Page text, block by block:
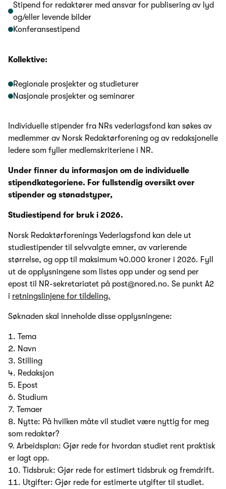
Stipend for redaktører med ansvar for publisering av lyd
og/eller levende bilder
Konferansestipend
Kollektive:
Regionale prosjekter og studieturer
Nasjonale prosjekter og seminarer
Individuelle stipender fra NRs vederlagsfond kan søkes av
medlemmer av Norsk Redaktørforening og av redaksjonelle
ledere som fyller medlemskriteriene i NR.
Under finner du informasjon om de individuelle
stipendkategoriene. For fullstendig oversikt over
stipender og stønadstyper,
Studiestipend for bruk i 2026.
Norsk Redaktørforenings Vederlagsfond kan dele ut
studiestipender til selvvalgte emner, av varierende
størrelse, og opp til maksimum 40.000 kroner i 2026. Fyll
ut de opplysningene som listes opp under og send per
epost til NR-sekretariatet på post@nored.no. Se punkt A2
i retningslinjene for tildeling.
Søknaden skal inneholde disse opplysningene:
Tema
Navn
Stilling
Redaksjon
Epost
Studium
Temaer
Nytte: På hvilken måte vil studiet være nyttig for meg
som redaktør?
Arbeidsplan: Gjør rede for hvordan studiet rent praktisk
er lagt opp.
Tidsbruk: Gjør rede for estimert tidsbruk og fremdrift.
Utgifter: Gjør rede for estimerte utgifter til studiet.